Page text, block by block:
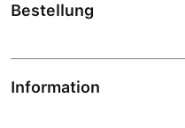
Bestellung
Information